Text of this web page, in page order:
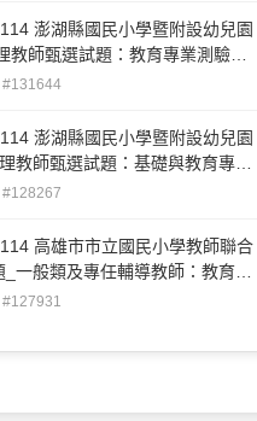
澎湖縣國民小學暨附設幼兒園
教師甄選試題：教育專業測驗
#131644
澎湖縣國民小學暨附設幼兒園
理教師甄選試題：基礎與教育專業
#128267
高雄市市立國民小學教師聯合
一般類及專任輔導教師：教育專
#127931